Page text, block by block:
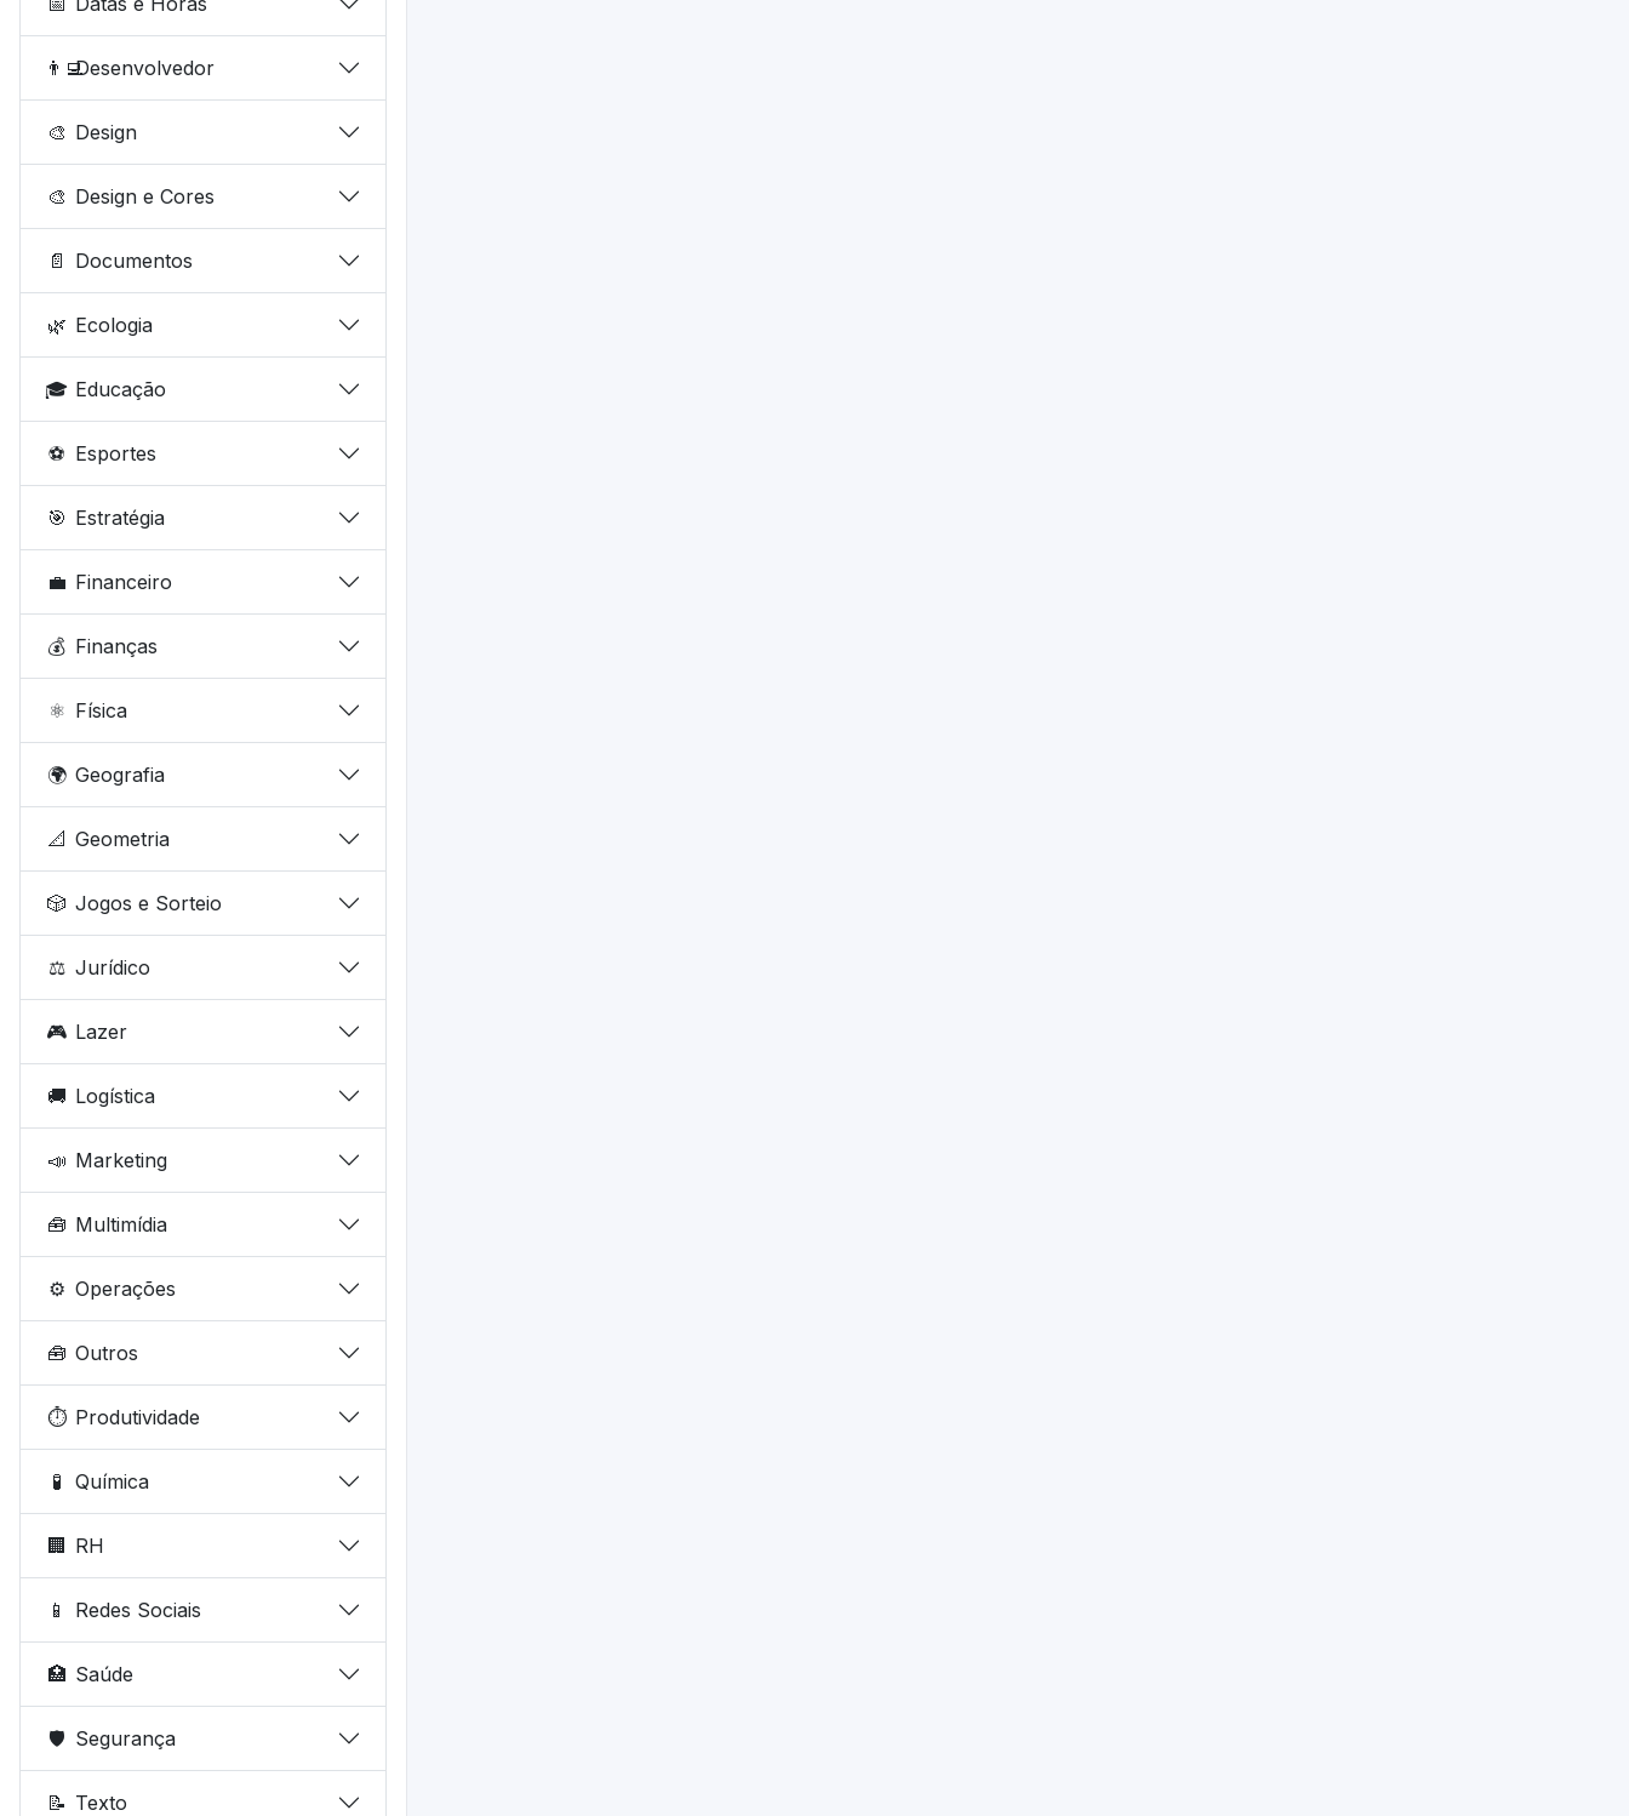
👨‍💻Desenvolvedor
🎨 Design
🎨 Design e Cores
📄 Documentos
🌿 Ecologia
🎓 Educação
⚽ Esportes
🎯 Estratégia
💼 Financeiro
💰 Finanças
⚛️ Física
🌍 Geografia
📐 Geometria
🎲 Jogos e Sorteio
⚖️ Jurídico
🎮 Lazer
🚚 Logística
📣 Marketing
🧰 Multimídia
⚙️ Operações
🧰 Outros
⏱️ Produtividade
🧪 Química
🏢 RH
📱 Redes Sociais
🏥 Saúde
🛡️ Segurança
📝 Texto